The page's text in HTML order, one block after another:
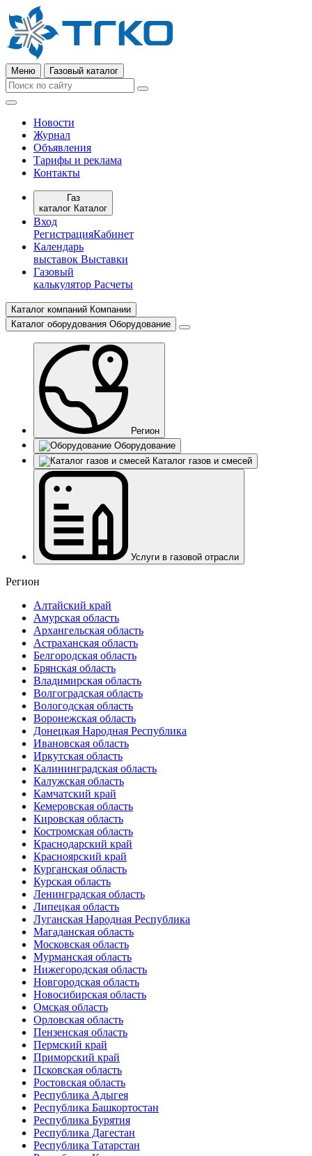
Меню Газовый каталог
Новости
Журнал
Объявления
Тарифы и реклама
Контакты
Газ
каталог Каталог
Вход
РегистрацияКабинет
Календарь
выставок Выставки
Газовый
калькулятор Расчеты
Каталог компаний Компании
Каталог оборудования Оборудование
Регион
Оборудование
Каталог газов и смесей
Услуги в газовой отрасли
Регион
Алтайский край
Амурская область
Архангельская область
Астраханская область
Белгородская область
Брянская область
Владимирская область
Волгоградская область
Вологодская область
Воронежская область
Донецкая Народная Республика
Ивановская область
Иркутская область
Калининградская область
Калужская область
Камчатский край
Кемеровская область
Кировская область
Костромская область
Краснодарский край
Красноярский край
Курганская область
Курская область
Ленинградская область
Липецкая область
Луганская Народная Республика
Магаданская область
Московская область
Мурманская область
Нижегородская область
Новгородская область
Новосибирская область
Омская область
Орловская область
Пензенская область
Пермский край
Приморский край
Псковская область
Ростовская область
Республика Адыгея
Республика Башкортостан
Республика Бурятия
Республика Дагестан
Республика Татарстан